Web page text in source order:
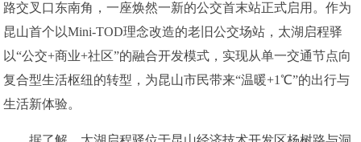
路交叉口东南角，一座焕然一新的公交首末站正式启用。作为
昆山首个以Mini-TOD理念改造的老旧公交场站，太湖启程驿
以“公交+商业+社区”的融合开发模式，实现从单一交通节点向
复合型生活枢纽的转型，为昆山市民带来“温暖+1℃”的出行与
生活新体验。